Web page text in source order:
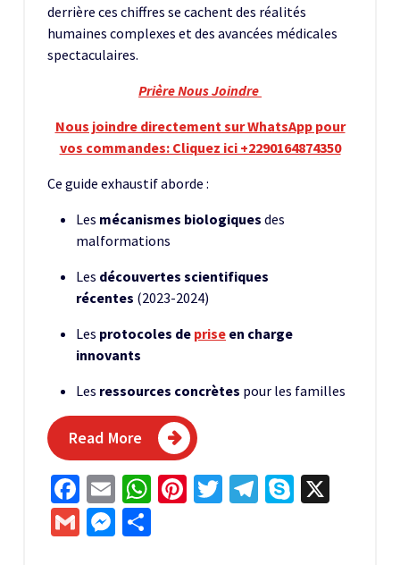
derrière ces chiffres se cachent des réalités
humaines complexes et des avancées médicales
spectaculaires.
Prière Nous Joindre
Nous joindre directement sur WhatsApp pour
vos commandes: Cliquez ici +2290164874350
Ce guide exhaustif aborde :
Les mécanismes biologiques des
malformations
Les découvertes scientifiques
récentes (2023-2024)
Les protocoles de prise en charge
innovants
Les ressources concrètes pour les familles
Read More
Facebook
EmailWhatsApp
Pinterest
Twitter
Telegram
Skype
GmailMessenger